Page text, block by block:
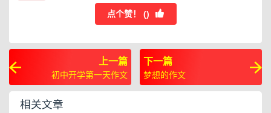
点个赞！ ()
上一篇
初中开学第一天作文
下一篇
梦想的作文
相关文章